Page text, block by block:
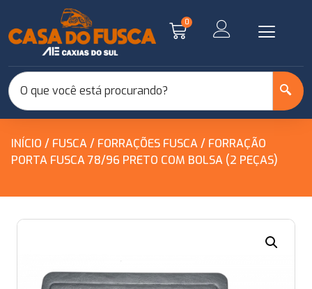
0
INÍCIO / FUSCA/ FORRAÇÕES FUSCA/ FORRAÇÃO
PORTA FUSCA 78/96 PRETO COM BOLSA (2 PEÇAS)